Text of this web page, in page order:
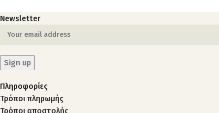
Newsletter
Πληροφορίες
Τρόποι πληρωμής
Τρόποι αποστολής